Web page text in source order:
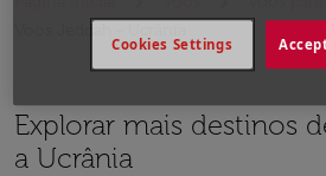
Explorar mais destinos
a Ucrânia
Cookies Settings